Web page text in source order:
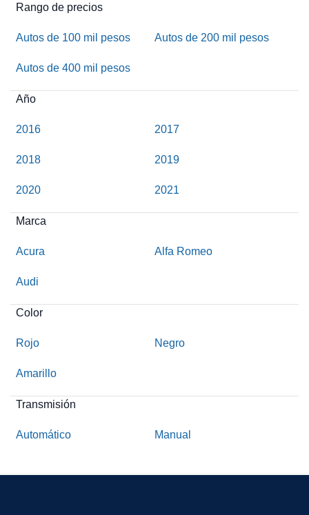
Rango de precios
Autos de 100 mil pesos Autos de 200 mil pesos
Autos de 400 mil pesos
Año
2016 2017
2018 2019
2020 2021
Marca
Acura Alfa Romeo
Audi
Color
Rojo Negro
Amarillo
Transmisión
Automático Manual